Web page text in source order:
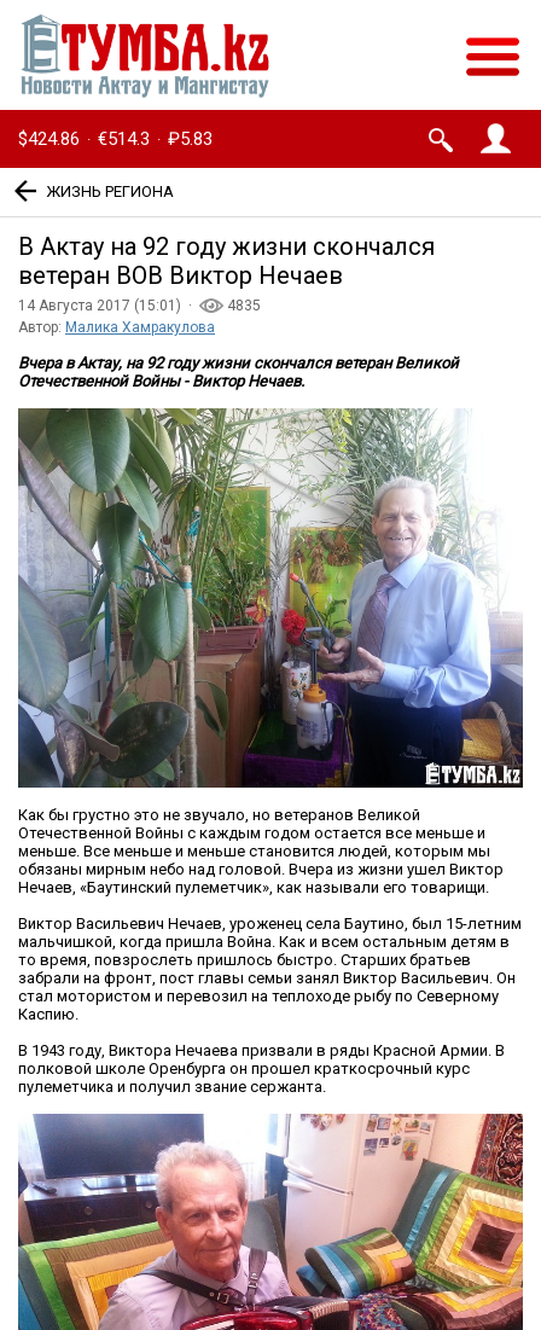
$424.86 · €514.3 · ₽5.83
ЖИЗНЬ РЕГИОНА
В Актау на 92 году жизни скончался
ветеран ВОВ Виктор Нечаев
14 Августа 2017 (15:01) ·
4835
Автор: Малика Хамракулова
Вчера в Актау, на 92 году жизни скончался ветеран Великой
Отечественной Войны - Виктор Нечаев.
Как бы грустно это не звучало, но ветеранов Великой
Отечественной Войны с каждым годом остается все меньше и
меньше. Все меньше и меньше становится людей, которым мы
обязаны мирным небо над головой. Вчера из жизни ушел Виктор
Нечаев, «Баутинский пулеметчик», как называли его товарищи.
Виктор Васильевич Нечаев, уроженец села Баутино, был 15-летним
мальчишкой, когда пришла Война. Как и всем остальным детям в
то время, повзрослеть пришлось быстро. Старших братьев
забрали на фронт, пост главы семьи занял Виктор Васильевич. Он
стал мотористом и перевозил на теплоходе рыбу по Северному
Каспию.
В 1943 году, Виктора Нечаева призвали в ряды Красной Армии. В
полковой школе Оренбурга он прошел краткосрочный курс
пулеметчика и получил звание сержанта.